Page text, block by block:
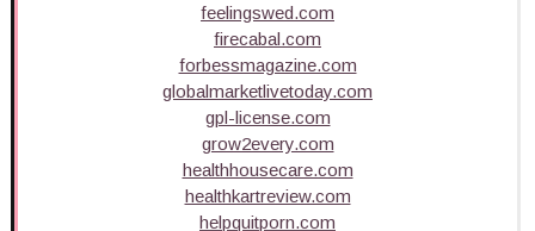
feelingswed.com
firecabal.com
forbessmagazine.com
globalmarketlivetoday.com
gpl-license.com
grow2every.com
healthhousecare.com
healthkartreview.com
helpquitporn.com